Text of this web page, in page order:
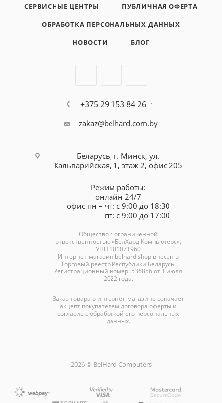
СЕРВИСНЫЕ ЦЕНТРЫ
ПУБЛИЧНАЯ ОФЕРТА
ОБРАБОТКА ПЕРСОНАЛЬНЫХ ДАННЫХ
НОВОСТИ
БЛОГ
+375 29 153 84 26
zakaz@belhard.com.by
Беларусь, г. Минск, ул.
Кальварийская, 1, этаж 2, офис 205
Режим работы:
онлайн 24/7
офис пн – чт: с 9:00 до 18:30
пт: с 9:00 до 17:00
Общество с ограниченной
ответственностью «БелХард Компьютерс»,
УНП 101071960
Интернет-магазин belhard.shopвнесен в
Торговый реестр Республики Беларусь.
Регистрационный номер: 536856 от 1 июля
2022 года.
Заказ товара в интернет-магазине означает
акцепт покупателем договора оферты и
согласие с обработкой его персональных
данных.
2026 © BelHard Computers